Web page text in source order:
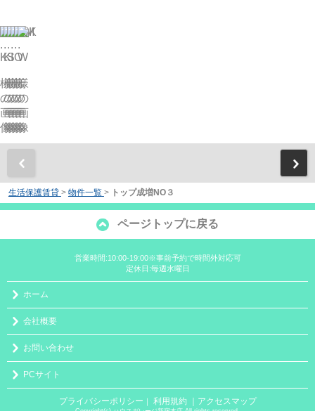
生活保護賃貸 > 物件一覧 > トップ成増NO３
ページトップに戻る
営業時間:10:00-19:00※事前予約で時間外対応可
定休日:毎週水曜日
ホーム
会社概要
お問い合わせ
PCサイト
プライバシーポリシー ｜ 利用規約 ｜アクセスマップ